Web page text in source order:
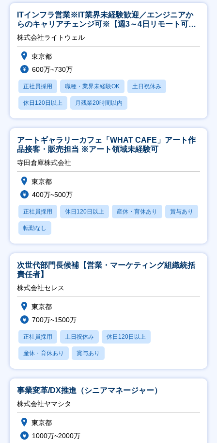
ITインフラ営業※IT業界未経験歓迎／エンジニアか
らのキャリアチェンジ可※【週3～4日リモート可
能】
株式会社ライトウェル
東京都
600万~730万
正社員採用 職種・業界未経験OK 土日祝休み
休日120日以上 月残業20時間以内
アートギャラリーカフェ「WHAT CAFE」アート作
品接客・販売担当 ※アート領域未経験可
寺田倉庫株式会社
東京都
400万~500万
正社員採用 休日120日以上 産休・育休あり 賞与あり
転勤なし
次世代部門長候補【営業・マーケティング組織統括
責任者】
株式会社セレス
東京都
700万~1500万
正社員採用 土日祝休み 休日120日以上
産休・育休あり 賞与あり
事業変革/DX推進（シニアマネージャー）
株式会社ヤマシタ
東京都
1000万~2000万